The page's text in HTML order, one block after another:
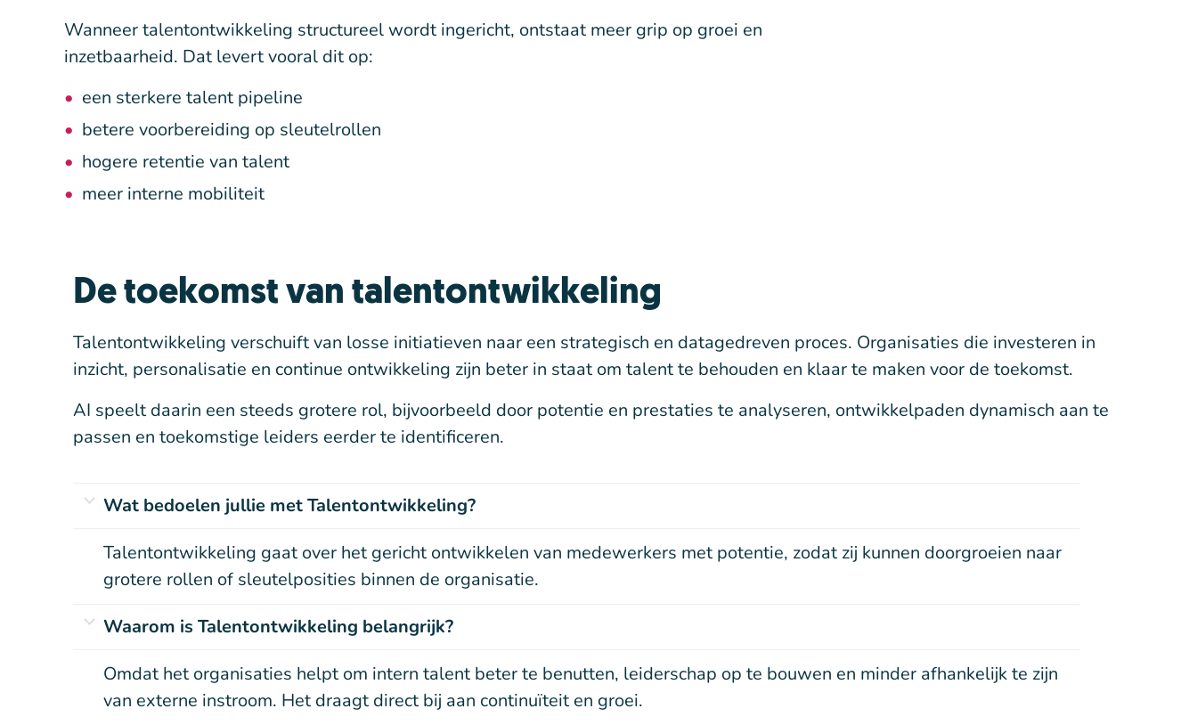
Wanneer talentontwikkeling structureel wordt ingericht, ontstaat meer grip op groei en
inzetbaarheid. Dat levert vooral dit op:
een sterkere talent pipeline
betere voorbereiding op sleutelrollen
hogere retentie van talent
meer interne mobiliteit
De toekomst van talentontwikkeling
Talentontwikkeling verschuift van losse initiatieven naar een strategisch en datagedreven proces. Organisaties die investeren in
inzicht, personalisatie en continue ontwikkeling zijn beter in staat om talent te behouden en klaar te maken voor de toekomst.
AI speelt daarin een steeds grotere rol, bijvoorbeeld door potentie en prestaties te analyseren, ontwikkelpaden dynamisch aan te
passen en toekomstige leiders eerder te identificeren.
Wat bedoelen jullie met Talentontwikkeling?
Talentontwikkeling gaat over het gericht ontwikkelen van medewerkers met potentie, zodat zij kunnen doorgroeien naar
grotere rollen of sleutelposities binnen de organisatie.
Waarom is Talentontwikkeling belangrijk?
Omdat het organisaties helpt om intern talent beter te benutten, leiderschap op te bouwen en minder afhankelijk te zijn
van externe instroom. Het draagt direct bij aan continuïteit en groei.